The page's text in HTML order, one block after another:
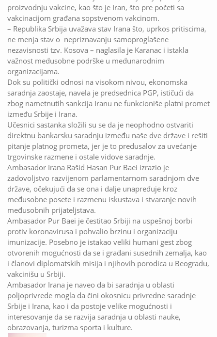
proizvodnju vakcine, kao što je Iran, što pre početi sa
vakcinacijom građana sopstvenom vakcinom.
– Republika Srbija uvažava stav Irana što, uprkos pritiscima,
ne menja stav o nepriznavanju samoproglašene
nezavisnosti tzv. Kosova – naglasila je Karanac i istakla
važnost međusobne podrške u međunarodnim
organizacijama.
Dok su politički odnosi na visokom nivou, ekonomska
saradnja zaostaje, navela je predsednica PGP, ističući da
zbog nametnutih sankcija Iranu ne funkcioniše platni promet
između Srbije i Irana.
Učesnici sastanka složili su se da je neophodno ostvariti
direktnu bankarsku saradnju između naše dve države i rešiti
pitanje platnog prometa, jer je to predusalov za uvećanje
trgovinske razmene i ostale vidove saradnje.
Ambasador Irana Rašid Hasan Pur Baei izrazio je
zadovoljstvo razvijenom parlamentarnom saradnjom dve
države, očekujući da se ona i dalje unapređuje kroz
međusobne posete i razmenu iskustava i stvaranje novih
međusobnih prijateljstava.
Ambasador Pur Baei je čestitao Srbiji na uspešnoj borbi
protiv koronavirusa i pohvalio brzinu i organizaciju
imunizacije. Posebno je istakao veliki humani gest zbog
otvorenih mogućnosti da se i građani susednih zemalja, kao
i članovi diplomatskih misija i njihovih porodica u Beogradu,
vakcinišu u Srbiji.
Ambasador Irana je naveo da bi saradnja u oblasti
poljoprivrede mogla da čini okosnicu privredne saradnje
Srbije i Irana, kao i da postoje velike mogućnosti i
interesovanje da se razvija saradnja u oblasti nauke,
obrazovanja, turizma sporta i kulture.